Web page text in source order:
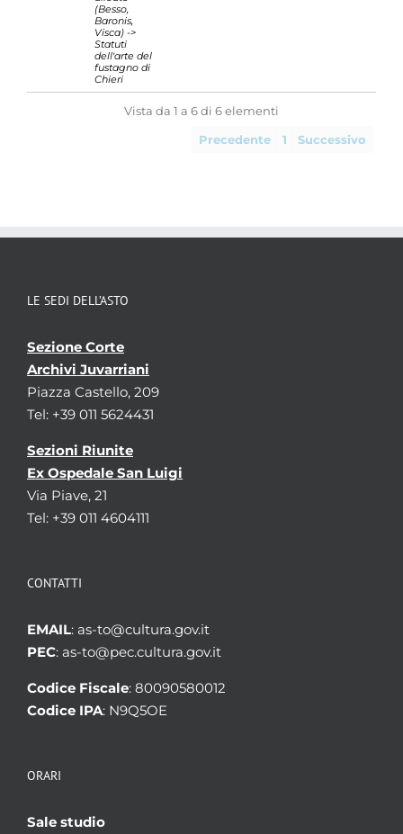
(Besso,
Baronis,
Visca) ->
Statuti
dell'arte del
fustagno di
Chieri
Vista da 1 a 6 di 6 elementi
Precedente 1 Successivo
LE SEDI DELL’ASTO
Sezione Corte
Archivi Juvarriani
Piazza Castello, 209
Tel: +39 011 5624431
Sezioni Riunite
Ex Ospedale San Luigi
Via Piave, 21
Tel: +39 011 4604111
CONTATTI
EMAIL: as-to@cultura.gov.it
PEC: as-to@pec.cultura.gov.it
Codice Fiscale: 80090580012
Codice IPA: N9Q5OE
ORARI
Sale studio